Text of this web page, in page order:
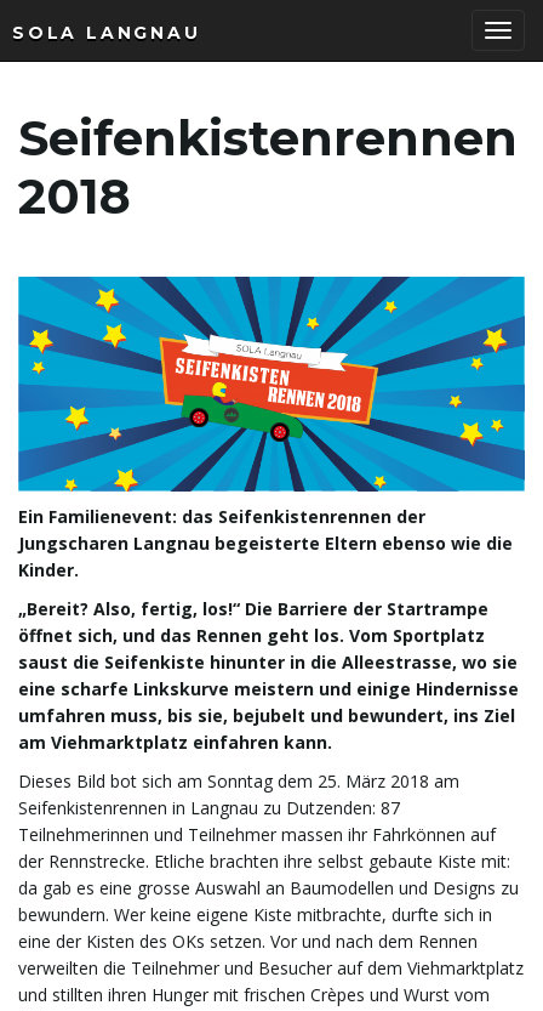
g
g
l
n
v
SOLA LANGNAU
Seifenkistenrennen
2018
Ein Familienevent: das Seifenkistenrennen der
Jungscharen Langnau begeisterte Eltern ebenso wie die
Kinder.
„Bereit? Also, fertig, los!“ Die Barriere der Startrampe
öffnet sich, und das Rennen geht los. Vom Sportplatz
saust die Seifenkiste hinunter in die Alleestrasse, wo sie
eine scharfe Linkskurve meistern und einige Hindernisse
umfahren muss, bis sie, bejubelt und bewundert, ins Ziel
am Viehmarktplatz einfahren kann.
Dieses Bild bot sich am Sonntag dem 25. März 2018 am
Seifenkistenrennen in Langnau zu Dutzenden: 87
Teilnehmerinnen und Teilnehmer massen ihr Fahrkönnen auf
der Rennstrecke. Etliche brachten ihre selbst gebaute Kiste mit:
da gab es eine grosse Auswahl an Baumodellen und Designs zu
bewundern. Wer keine eigene Kiste mitbrachte, durfte sich in
eine der Kisten des OKs setzen. Vor und nach dem Rennen
verweilten die Teilnehmer und Besucher auf dem Viehmarktplatz
und stillten ihren Hunger mit frischen Crèpes und Wurst vom